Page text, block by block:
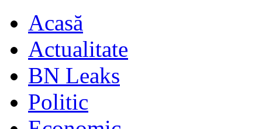
Acasă
Actualitate
BN Leaks
Politic